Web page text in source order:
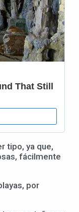
tipo, ya que,
fácilmente
por